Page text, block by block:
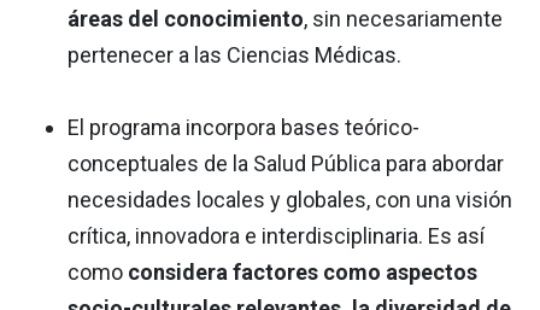
áreas del conocimiento, sin necesariamente
pertenecer a las Ciencias Médicas.
El programa incorpora bases teórico-
conceptuales de la Salud Pública para abordar
necesidades locales y globales, con una visión
crítica, innovadora e interdisciplinaria. Es así
como considera factores como aspectos